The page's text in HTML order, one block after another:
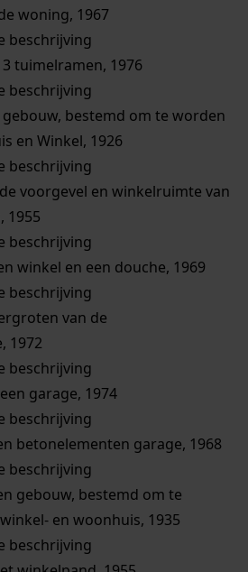
woning, 1967
beschrijving
tuimelramen, 1976
beschrijving
bestemd om te worden
en Winkel, 1926
beschrijving
voorgevel en winkelruimte van
1955
beschrijving
winkel en een douche, 1969
beschrijving
van de
1972
beschrijving
garage, 1974
beschrijving
betonelementen garage, 1968
beschrijving
gebouw, bestemd om te
en woonhuis, 1935
beschrijving